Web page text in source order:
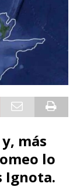
más
lo
Ignota.